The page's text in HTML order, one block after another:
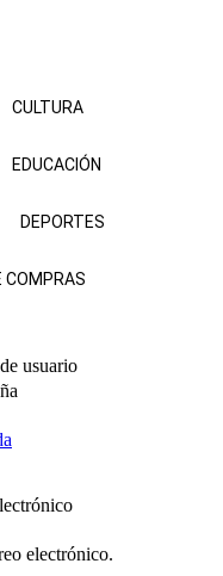
CULTURA
EDUCACIÓN
DEPORTES
COMPRAS
usuario
electrónico.